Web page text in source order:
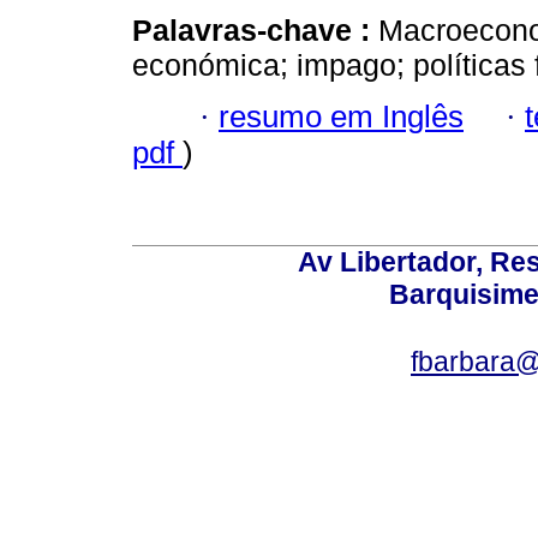
Palavras-chave :
económica; impago; políticas
· resumo em Inglês ·
pdf )
Av Libertador,